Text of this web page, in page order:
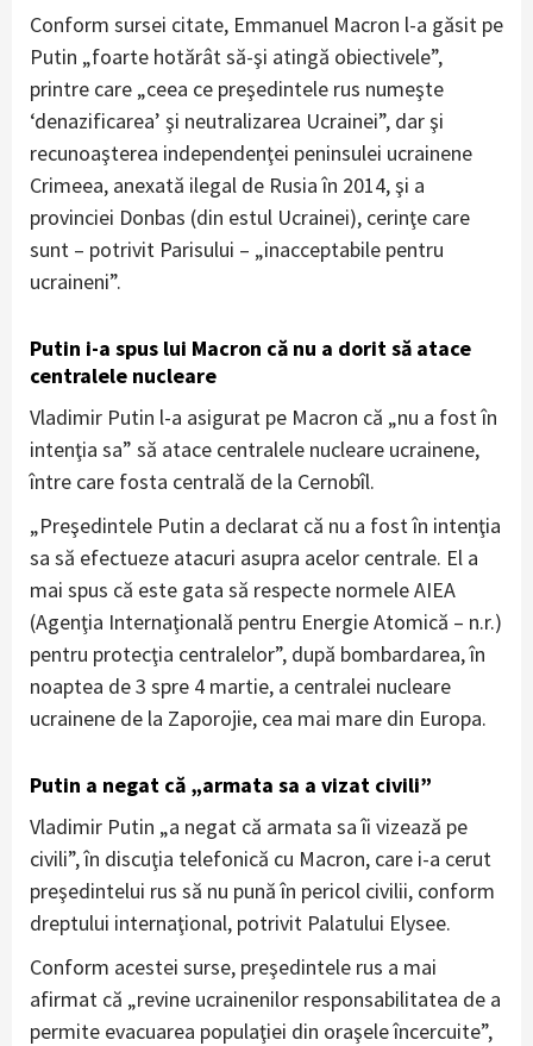
Conform sursei citate, Emmanuel Macron l-a găsit pe
Putin „foarte hotărât să-şi atingă obiectivele”,
printre care „ceea ce preşedintele rus numeşte
‘denazificarea’ şi neutralizarea Ucrainei”, dar şi
recunoaşterea independenţei peninsulei ucrainene
Crimeea, anexată ilegal de Rusia în 2014, şi a
provinciei Donbas (din estul Ucrainei), cerinţe care
sunt – potrivit Parisului – „inacceptabile pentru
ucraineni”.
Putin i-a spus lui Macron că nu a dorit să atace
centralele nucleare
Vladimir Putin l-a asigurat pe Macron că „nu a fost în
intenţia sa” să atace centralele nucleare ucrainene,
între care fosta centrală de la Cernobîl.
„Preşedintele Putin a declarat că nu a fost în intenţia
sa să efectueze atacuri asupra acelor centrale. El a
mai spus că este gata să respecte normele AIEA
(Agenţia Internaţională pentru Energie Atomică – n.r.)
pentru protecţia centralelor”, după bombardarea, în
noaptea de 3 spre 4 martie, a centralei nucleare
ucrainene de la Zaporojie, cea mai mare din Europa.
Putin a negat că „armata sa a vizat civili”
Vladimir Putin „a negat că armata sa îi vizează pe
civili”, în discuţia telefonică cu Macron, care i-a cerut
preşedintelui rus să nu pună în pericol civilii, conform
dreptului internaţional, potrivit Palatului Elysee.
Conform acestei surse, preşedintele rus a mai
afirmat că „revine ucrainenilor responsabilitatea de a
permite evacuarea populaţiei din oraşele încercuite”,